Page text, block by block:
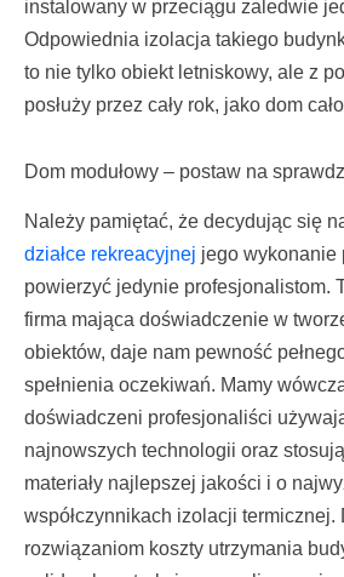
instalowany w przeciągu zaledwie
Odpowiednia izolacja takiego
to nie tylko obiekt letniskowy, ale z
posłuży przez cały rok, jako dom
Dom modułowy – postaw na
Należy pamiętać, że decydując się
działce rekreacyjnej jego wykonanie
powierzyć jedynie profesjonalistom.
firma mająca doświadczenie w
obiektów, daje nam pewność
spełnienia oczekiwań. Mamy
doświadczeni profesjonaliści
najnowszych technologii oraz stosują
materiały najlepszej jakości i o
współczynnikach izolacji termicznej.
rozwiązaniom koszty utrzymania